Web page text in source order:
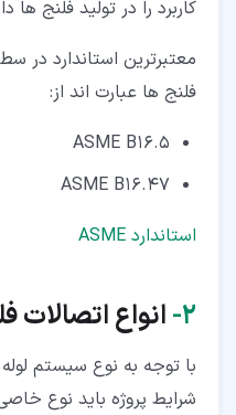
کاربرد را در تولید فلنج ها
معتبرترین استاندارد در
فلنج ها عبارت اند از:
ASME B16.5
ASME B16.47
استاندارد ASME
۲‏- انواع اتصالات
با توجه به نوع سیستم
شرایط پروژه باید نوع